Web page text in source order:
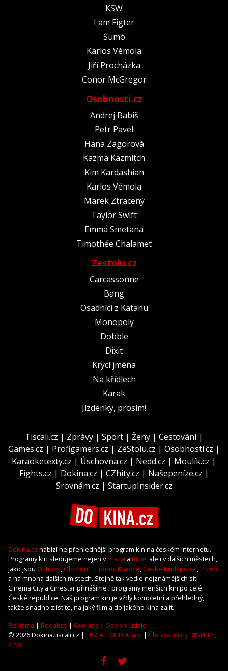
KSW
I am Figter
Sumó
Karlos Vémola
Jiří Procházka
Conor McGregor
Osobnosti.cz
Andrej Babiš
Petr Pavel
Hana Zagorová
Kazma Kazmitch
Kim Kardashian
Karlos Vémola
Marek Ztracený
Taylor Swift
Emma Smetana
Timothée Chalamet
Zestolu.cz
Carcassonne
Bang
Osadníci z Katanu
Monopoly
Dobble
Dixit
Krycí jména
Na křídlech
Karak
Jízdenky, prosím!
Tiscali.cz | Zprávy | Sport | Ženy | Cestování|
Games.cz | Profigamers.cz | ZeStolu.cz | Osobnosti.cz |
Karaoketexty.cz | Úschovna.cz | Nedd.cz | Moulík.cz |
Fights.cz | Dokina.cz | CZhity.cz | Našepeníze.cz |
Srovnám.cz | StartupInsider.cz
Dokina.cz nabízí nejpřehlednější program kin na českém internetu.
Programy kin sledujeme nejen vPraze a Brně, ale i v dalších městech,
jako jsou Ostrava, Olomouc,Hradec Králové,České Budějovice,Plzeň
a na mnoha dalších místech. Stejně tak vedle nejznámějších sítí
Cinema City a Cinestar přinášíme i programy menších kin po celé
České republice. Náš program kin je vždy kompletní a přehledný,
takže snadno zjistíte, na jaký film a do jakého kina zajít.
Reklama | Redakce | Cookies | Osobní údaje
© 2026 Dokina.tiscali.cz | TISCALI MEDIA, a.s. | Člen skupiny DIGNITY,
s.r.o.